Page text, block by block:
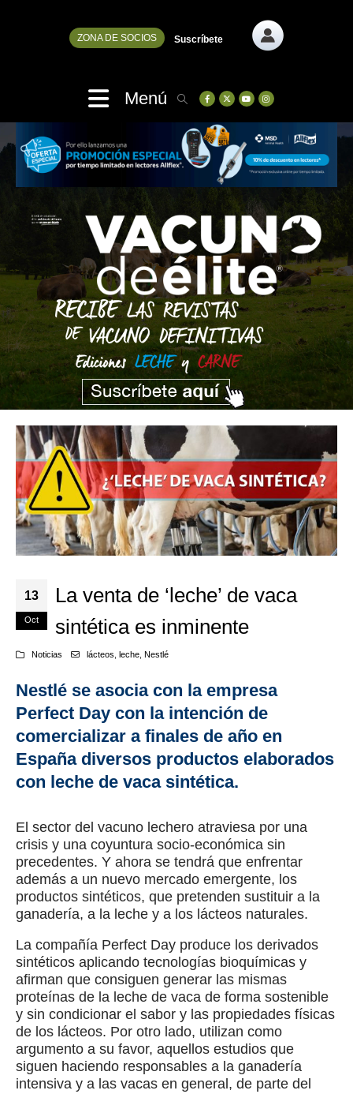
ZONA DE SOCIOS Suscríbete
Menú
13
Oct
La venta de ‘leche’ de vaca
sintética es inminente
Noticias lácteos leche, Nestlé
Nestlé se asocia con la empresa
Perfect Day con la intención de
comercializar a finales de año en
España diversos productos elaborados
con leche de vaca sintética.
El sector del vacuno lechero atraviesa por una
crisis y una coyuntura socio-económica sin
precedentes. Y ahora se tendrá que enfrentar
además a un nuevo mercado emergente, los
productos sintéticos, que pretenden sustituir a la
ganadería, a la leche y a los lácteos naturales.
La compañía Perfect Day produce los derivados
sintéticos aplicando tecnologías bioquímicas y
afirman que consiguen generar las mismas
proteínas de la leche de vaca de forma sostenible
y sin condicionar el sabor y las propiedades físicas
de los lácteos. Por otro lado, utilizan como
argumento a su favor, aquellos estudios que
siguen haciendo responsables a la ganadería
intensiva y a las vacas en general, de parte del